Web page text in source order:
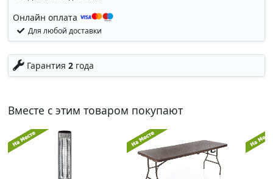
Онлайн оплата
Для любой доставки
Гарантия 2года
Вместе с этим товаром покупают